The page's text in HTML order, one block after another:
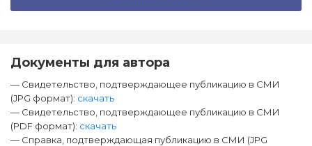
Документы для автора
— Свидетельство, подтверждающее публикацию в СМИ
(JPG формат): скачать
— Свидетельство, подтверждающее публикацию в СМИ
(PDF формат): скачать
— Справка, подтверждающая публикацию в СМИ (JPG